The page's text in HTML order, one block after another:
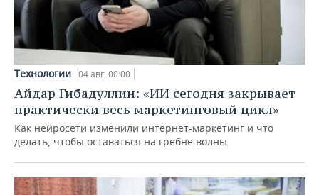
Технологии 04 авг, 00:00
Айдар Гибадуллин: «ИИ сегодня закрывает
практически весь маркетинговый цикл»
Как нейросети изменили интернет-маркетинг и что
делать, чтобы оставаться на гребне волны